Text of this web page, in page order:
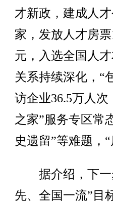
才新政，建成人
家，发放人才房
元，入选全国人
关系持续深化，“
访企业36.5万人
之家”服务专区常
史遗留”等难题，
据介绍，下一
先、全国一流”目